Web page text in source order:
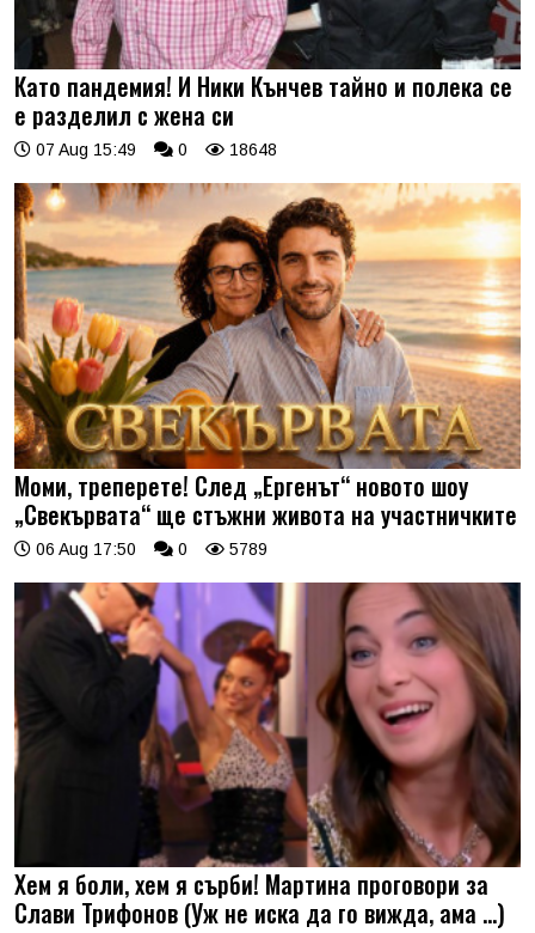
Като пандемия! И Ники Кънчев тайно и полека се
е разделил с жена си
07 Aug 15:49 0 18648
Моми, треперете! След „Ергенът“ новото шоу
„Свекървата“ ще стъжни живота на участничките
06 Aug 17:50 0 5789
Хем я боли, хем я сърби! Мартина проговори за
Слави Трифонов (Уж не иска да го вижда, ама …)